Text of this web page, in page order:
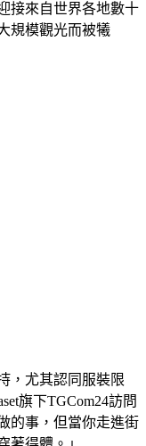
接來自世界各地數十
規模觀光而被犧
，尤其認同服裝限
旗下TGCom24訪問
的事，但當你走進街